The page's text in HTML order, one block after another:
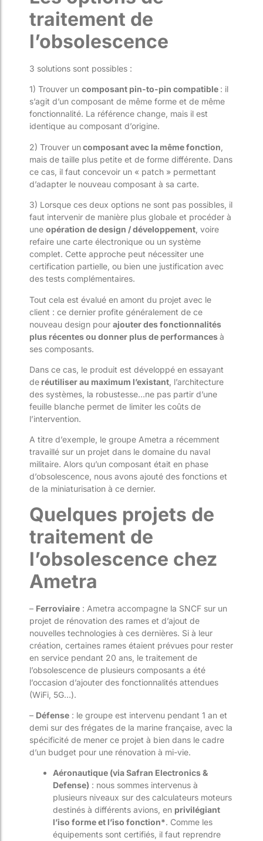
traitement de
l’obsolescence
3 solutions sont possibles :
1) Trouver un composant pin-to-pin compatible : il
s’agit d’un composant de même forme et de même
fonctionnalité. La référence change, mais il est
identique au composant d’origine.
2) Trouver uncomposant avec la même fonction
mais de taille plus petite et de forme différente. Dans
ce cas, il faut concevoir un « patch » permettant
d’adapter le nouveau composant à sa carte.
3) Lorsque ces deux options ne sont pas possibles, il
faut intervenir de manière plus globale et procéder à
une opération de design / développement , voire
refaire une carte électronique ou un système
complet. Cette approche peut nécessiter une
certification partielle, ou bien une justification avec
des tests complémentaires.
Tout cela est évalué en amont du projet avec le
client : ce dernier profite généralement de ce
nouveau design pour ajouter des fonctionnalités
plus récentes ou donner plus de performancesà
ses composants.
Dans ce cas, le produit est développé en essayant
de réutiliser au maximum l’existant , l’architecture
des systèmes, la robustesse…ne pas partir d’une
feuille blanche permet de limiter les coûts de
l’intervention.
A titre d’exemple, le groupe Ametra a récemment
travaillé sur un projet dans le domaine du naval
militaire. Alors qu’un composant était en phase
d’obsolescence, nous avons ajouté des fonctions et
de la miniaturisation à ce dernier.
Quelques projets de
traitement de
l’obsolescence chez
Ametra
– Ferroviaire : Ametra accompagne la SNCF sur un
projet de rénovation des rames et d’ajout de
nouvelles technologies à ces dernières. Si à leur
création, certaines rames étaient prévues pour rester
en service pendant 20 ans, le traitement de
l’obsolescence de plusieurs composants a été
l’occasion d’ajouter des fonctionnalités attendues
(WiFi, 5G…).
– Défense : le groupe est intervenu pendant 1 an et
demi sur des frégates de la marine française, avec la
spécificité de mener ce projet à bien dans le cadre
d’un budget pour une rénovation à mi-vie.
Aéronautique (via Safran Electronics &
Defense) : nous sommes intervenus à
plusieurs niveaux sur des calculateurs moteurs
destinés à différents avions, en privilégiant
l’iso forme et l’iso fonction*. Comme les
équipements sont certifiés, il faut reprendre